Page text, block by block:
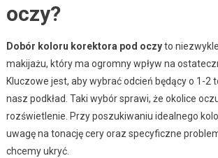
oczy?
Dobór koloru korektora pod oczyto
makijażu, który ma ogromny wpływ na
Kluczowe jest, aby wybrać odcień będący o 1-2
nasz podkład. Taki wybór sprawi, że okolice
rozświetlenie. Przy poszukiwaniu idealnego
uwagę na tonację cery oraz specyficzne
chcemy ukryć.